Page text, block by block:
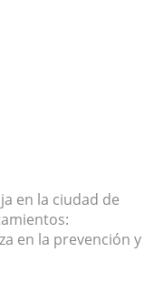
en la ciudad de
en la prevención y